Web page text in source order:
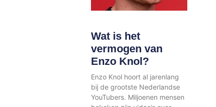
Wat is het
vermogen van
Enzo Knol?
Enzo Knol hoort al jarenlang
bij de grootste Nederlandse
YouTubers. Miljoenen mensen